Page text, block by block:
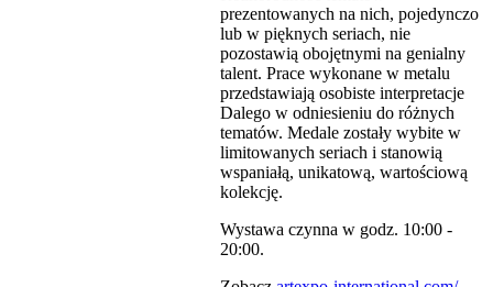
prezentowanych na nich, pojedynczo
lub w pięknych seriach, nie
pozostawią obojętnymi na genialny
talent. Prace wykonane w metalu
przedstawiają osobiste interpretacje
Dalego w odniesieniu do różnych
tematów. Medale zostały wybite w
limitowanych seriach i stanowią
wspaniałą, unikatową, wartościową
kolekcję.
Wystawa czynna w godz. 10:00 -
20:00.